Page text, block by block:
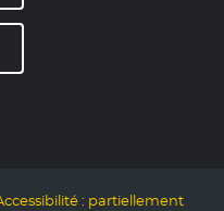
: partiellement